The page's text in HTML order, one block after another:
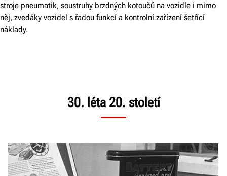
stroje pneumatik, soustruhy brzdných kotoučů na vozidle i mimo
něj, zvedáky vozidel s řadou funkcí a kontrolní zařízení šetřící
náklady.
30. léta 20. století